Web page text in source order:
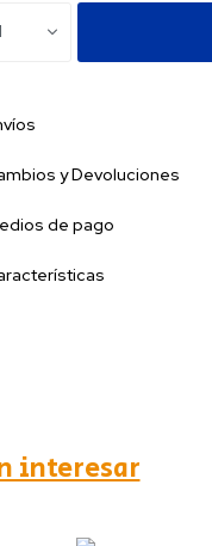
y Devoluciones
de pago
interesar